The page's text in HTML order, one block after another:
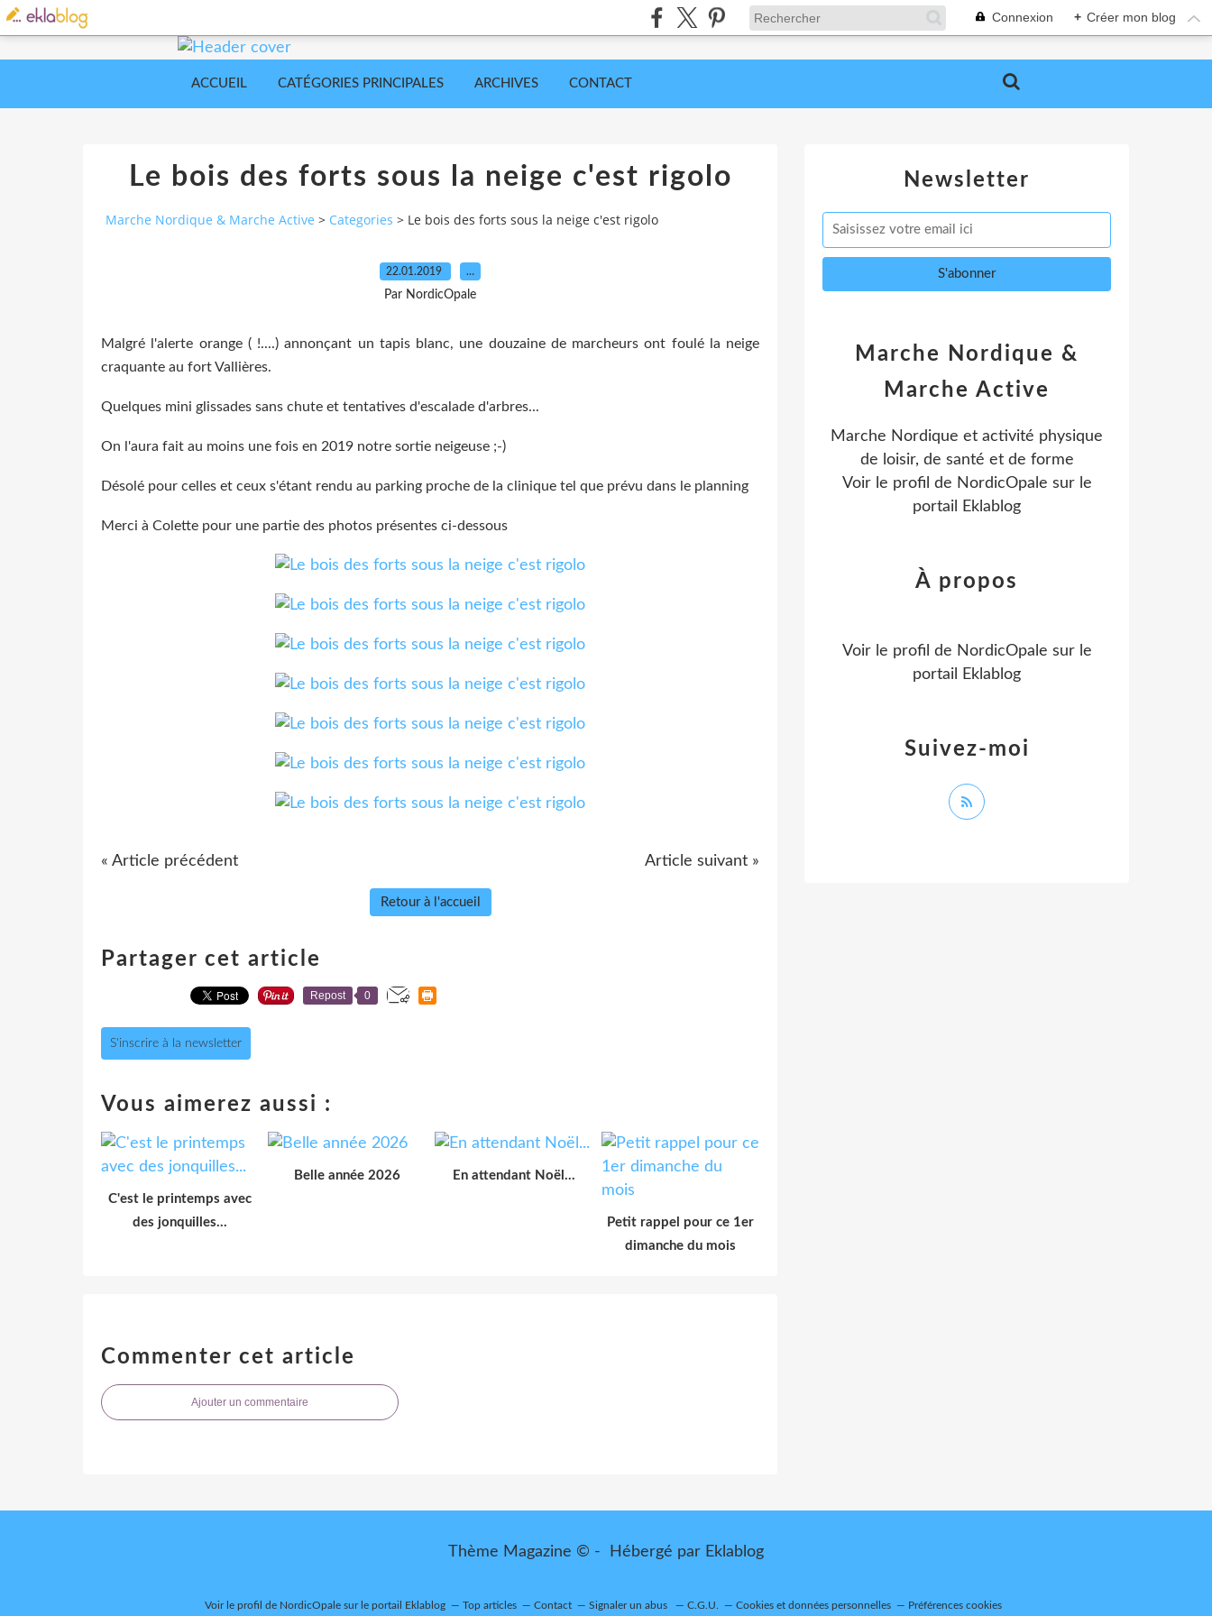
Connexion + Créer mon blog
ACCUEIL CATÉGORIES PRINCIPALES ARCHIVES CONTACT
Le bois des forts sous la neige c'est rigolo
Marche Nordique & Marche Active > Categories > Le bois des forts sous la neige c'est rigolo
22.01.2019 …
Par NordicOpale
Malgré l'alerte orange ( !....) annonçant un tapis blanc, une douzaine de marcheurs ont foulé la neige
craquante au fort Vallières.
Quelques mini glissades sans chute et tentatives d'escalade d'arbres...
On l'aura fait au moins une fois en 2019 notre sortie neigeuse ;-)
Désolé pour celles et ceux s'étant rendu au parking proche de la clinique tel que prévu dans le planning
Merci à Colette pour une partie des photos présentes ci-dessous
« Article précédent Article suivant »
Retour à l'accueil
Partager cet article
Repost 0
S'inscrire à la newsletter
Vous aimerez aussi :
C'est le printemps avec
des jonquilles...
Belle année 2026 En attendant Noël...
Petit rappel pour ce 1er
dimanche du mois
Commenter cet article
Ajouter un commentaire
Newsletter
Marche Nordique &
Marche Active
Marche Nordique et activité physique
de loisir, de santé et de forme
Voir le profil de NordicOpale sur le
portail Eklablog
Suivez-moi
À propos
Voir le profil de NordicOpale sur le
portail Eklablog
Thème Magazine © - Hébergé par Eklablog
Voir le profil de NordicOpale sur le portail Eklablog Top articles Contact Signaler un abus C.G.U. Cookies et données personnelles Préférences cookies